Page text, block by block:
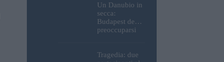
spenta!
Un Danubio in
secca:
Budapest deve
preoccuparsi
mento idrico?
Tragedia: due